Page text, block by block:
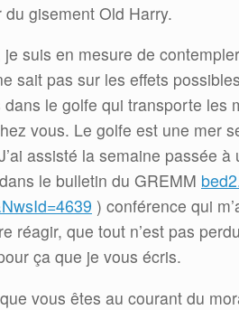
gisement Old Harry.
suis en mesure de
sait pas sur les effets
le golfe qui transporte les
vous. Le golfe est une mer
assisté la semaine passée
le bulletin du GREMM
) conférence qui
réagir, que tout n’est pas
ça que je vous écris.
vous êtes au courant du